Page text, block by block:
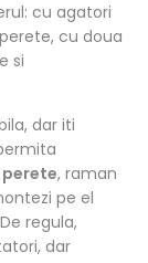
cu agatori
cu doua
si
dar iti
, raman
pe el
regula,
dar